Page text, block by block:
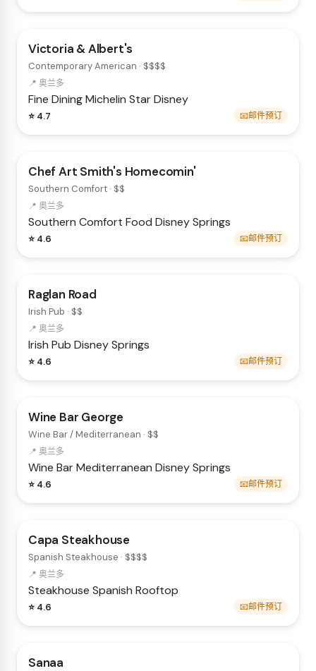
Victoria & Albert's
Contemporary American · $$$$
📍 奥兰多
Fine DiningMichelin StarDisney
⭐ 4.7 📧邮件预订
Chef Art Smith's Homecomin'
Southern Comfort · $$
📍 奥兰多
Southern Comfort Food Disney Springs
⭐ 4.6 📧邮件预订
Raglan Road
Irish Pub · $$
📍 奥兰多
Irish Pub Disney Springs
⭐ 4.6 📧邮件预订
Wine Bar George
Wine Bar / Mediterranean · $$
📍 奥兰多
Wine BarMediterranean Disney Springs
⭐ 4.6 📧邮件预订
Capa Steakhouse
Spanish Steakhouse · $$$$
📍 奥兰多
Steakhouse Spanish Rooftop
⭐ 4.6 📧邮件预订
Sanaa